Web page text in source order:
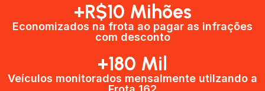
+R$10 Mihões
Economizados na frota ao pagar as infrações
com desconto
+180 Mil
Veículos monitorados mensalmente utilzando a